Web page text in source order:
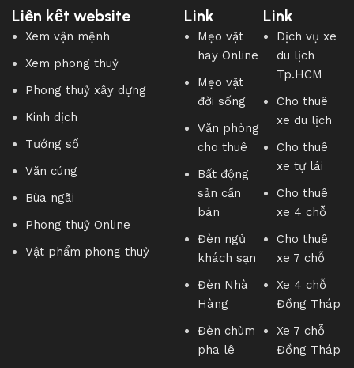
Hiểu biết về Phong Thuỷ có thể giúp chúng ta xua tan đi
những điều xấu, không may, mang đến những điều tốt
đẹp, may mắn mà chúng ta thường mong muốn.
Ví như:
Những người con mong cha mẹ mạnh khỏe, sống lâu,
Cha mẹ mong muốn cho con cái học giỏi, thành đạt, sỹ
Liên kết website
Xem vận mệnh
Xem phong thuỷ
Phong thuỷ xây dựng
Kinh dịch
Tướng số
Văn cúng
Bùa ngãi
Phong thuỷ Online
Vật phẩm phong thuỷ
Link
Mẹo vặt
hay Online
Mẹo vặt
đời sống
Văn phòng
cho thuê
Bất động
sản cần
bán
Đèn ngủ
khách sạn
Đèn Nhà
Hàng
Đèn chùm
pha lê
Link
Dịch vụ xe
du lịch
Tp.HCM
Cho thuê
xe du lịch
Cho thuê
xe tự lái
Cho thuê
xe 4 chỗ
Cho thuê
xe 7 chỗ
Xe 4 chỗ
Đồng Tháp
Xe 7 chỗ
Đồng Tháp